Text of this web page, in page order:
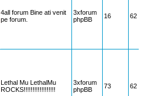
4all forum Bine ati venit
pe forum.
3xforum
phpBB
16 62
Lethal Mu LethalMu
ROCKS!!!!!!!!!!!!!!!!!!
3xforum
phpBB
73 62